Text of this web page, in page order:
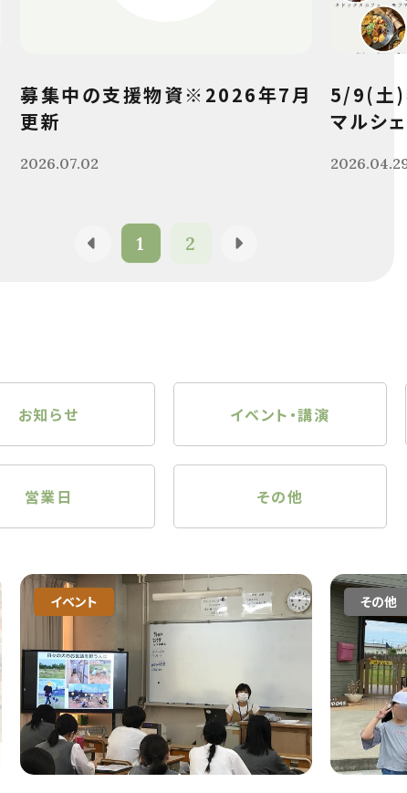
募集中の支援物資※2026年7月
更新
2026.07.02
5/9(土)
マルシ
1 2
お知らせ イベント・講演
営業日 その他
イベント その他